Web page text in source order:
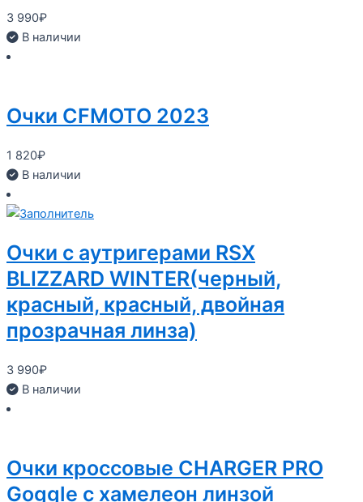
3 990₽
В наличии
Очки CFMOTO 2023
1 820₽
В наличии
Очки с аутригерами RSX
BLIZZARD WINTER(черный,
красный, красный, двойная
прозрачная линза)
3 990₽
В наличии
Очки кроссовые CHARGER PRO
Goggle с хамелеон линзой